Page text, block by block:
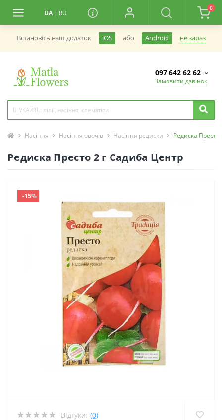
UA | RU
0
Встановiть наш додаток iOS або Android не зараз
097 642 62 62
Замовити дзвінок
Насіння Насіння овочів Насіння редиски Редиска
Редиска Престо 2 г Садиба Центр
-15%
Відгуки: (0)